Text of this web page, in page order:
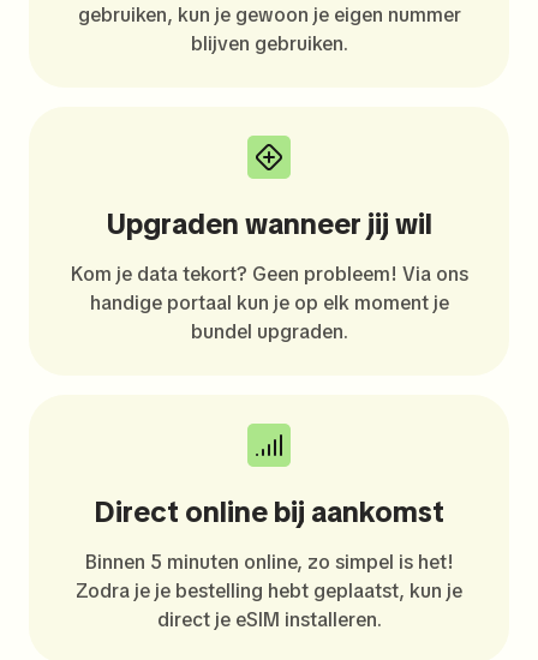
gebruiken, kun je gewoon je eigen nummer
blijven gebruiken.
Upgraden wanneer jij wil
Kom je data tekort? Geen probleem! Via ons
handige portaal kun je op elk moment je
bundel upgraden.
Direct online bij aankomst
Binnen 5 minuten online, zo simpel is het!
Zodra je je bestelling hebt geplaatst, kun je
direct je eSIM installeren.